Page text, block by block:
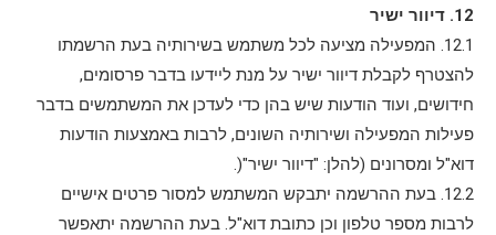
12. דיוור ישיר
12.1. המפעילה מציעה לכל משתמש בשירותיה בעת הרשמתו
להצטרף לקבלת דיוור ישיר על מנת ליידעו בדבר פרסומים,
חידושים, ועוד הודעות שיש בהן כדי לעדכן את המשתמשים בדבר
פעילות המפעילה ושירותיה השונים, לרבות באמצעות הודעות
דוא"ל ומסרונים (להלן: "דיוור ישיר"(.
12.2. בעת ההרשמה יתבקש המשתמש למסור פרטים אישיים
לרבות מספר טלפון וכן כתובת דוא"ל. בעת ההרשמה יתאפשר